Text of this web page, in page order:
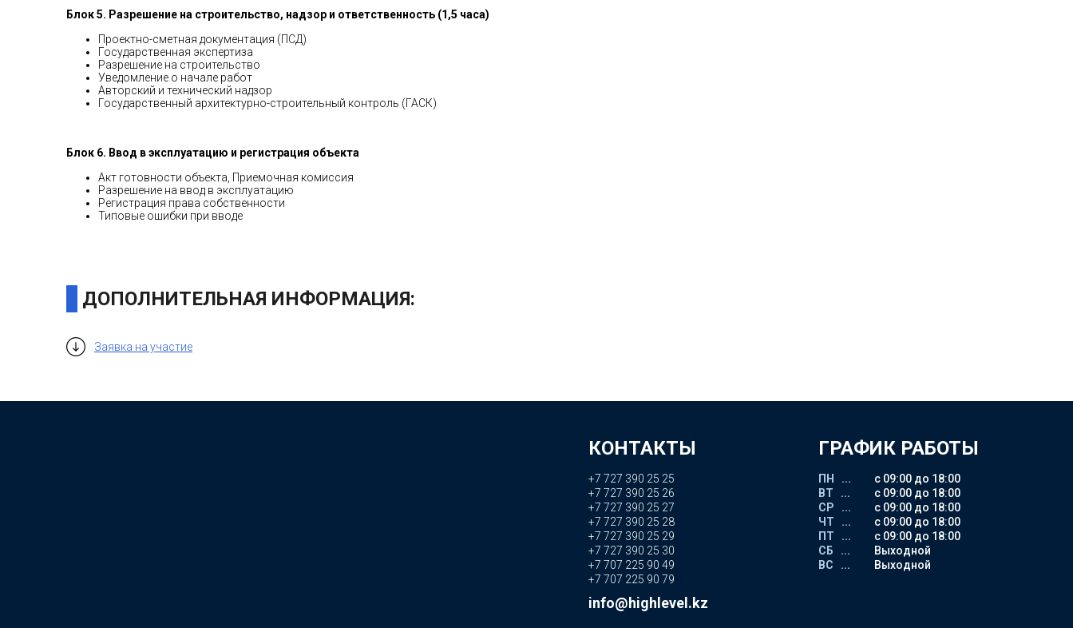
Блок 5. Разрешение на строительство, надзор и ответственность (1,5 часа)
Проектно-сметная документация (ПСД)
Государственная экспертиза
Разрешение на строительство
Уведомление о начале работ
Авторский и технический надзор
Государственный архитектурно-строительный контроль (ГАСК)
Блок 6. Ввод в эксплуатацию и регистрация объекта
Акт готовности объекта, Приемочная комиссия
Разрешение на ввод в эксплуатацию
Регистрация права собственности
Типовые ошибки при вводе
ДОПОЛНИТЕЛЬНАЯ ИНФОРМАЦИЯ:
Заявка на участие
КОНТАКТЫ
+7 727 390 25 25
+7 727 390 25 26
+7 727 390 25 27
+7 727 390 25 28
+7 727 390 25 29
+7 727 390 25 30
+7 707 225 90 49
+7 707 225 90 79
info@highlevel.kz
ГРАФИК РАБОТЫ
ПН ...
с 09:00 до 18:00
ВТ ...
с 09:00 до 18:00
СР ...
с 09:00 до 18:00
ЧТ ...
с 09:00 до 18:00
ПТ ...
с 09:00 до 18:00
СБ ...
Выходной
ВС ...
Выходной